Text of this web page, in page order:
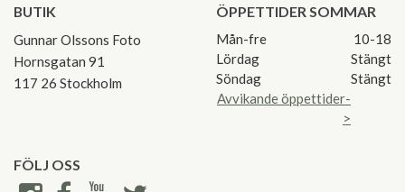
BUTIK
Gunnar Olssons Foto
Hornsgatan 91
117 26 Stockholm
ÖPPETTIDER SOMMAR
Mån-fre
10-18
Lördag
Stängt
Söndag
Stängt
Avvikande öppettider-
>
FÖLJ OSS